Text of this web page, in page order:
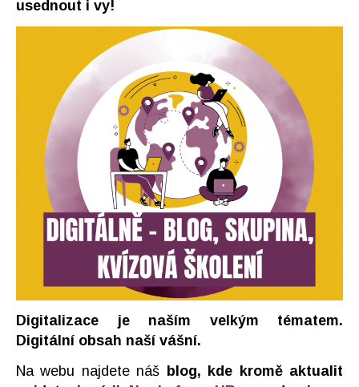
usednout i vy!
Digitalizace je naším velkým tématem.
Digitální obsah naší vášní.
Na webu najdete náš blog, kde kromě aktualit